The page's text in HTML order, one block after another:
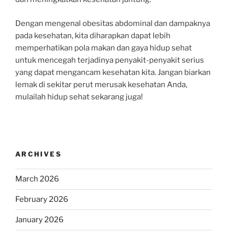
Dengan mengenal obesitas abdominal dan dampaknya
pada kesehatan, kita diharapkan dapat lebih
memperhatikan pola makan dan gaya hidup sehat
untuk mencegah terjadinya penyakit-penyakit serius
yang dapat mengancam kesehatan kita. Jangan biarkan
lemak di sekitar perut merusak kesehatan Anda,
mulailah hidup sehat sekarang juga!
ARCHIVES
March 2026
February 2026
January 2026